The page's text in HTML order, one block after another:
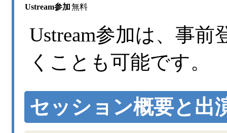
Ustream参加無料
Ustream参加は、事
くことも可能です。
セッション概要と出